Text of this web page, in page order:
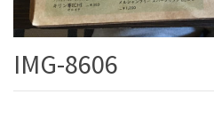
IMG-8606